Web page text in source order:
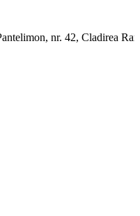
nr. 42, Cladirea